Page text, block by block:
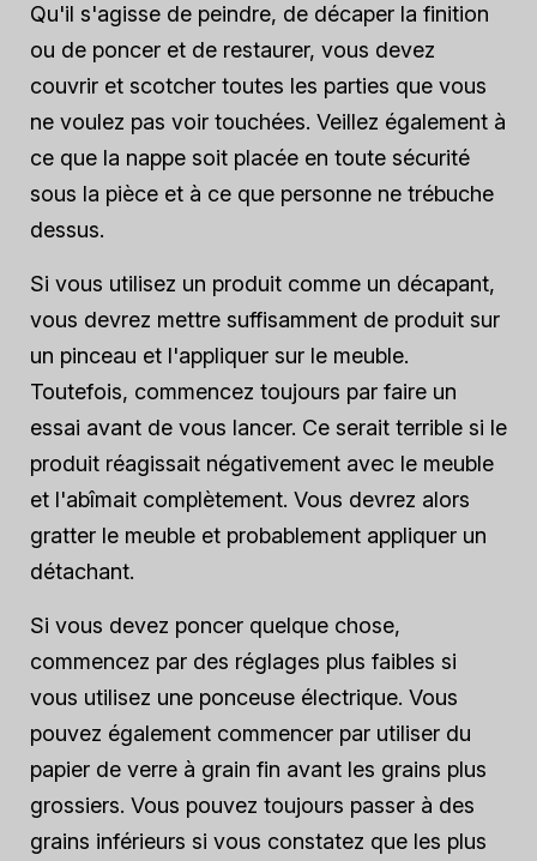
Qu'il s'agisse de peindre, de décaper la finition
ou de poncer et de restaurer, vous devez
couvrir et scotcher toutes les parties que vous
ne voulez pas voir touchées. Veillez également à
ce que la nappe soit placée en toute sécurité
sous la pièce et à ce que personne ne trébuche
dessus.
Si vous utilisez un produit comme un décapant,
vous devrez mettre suffisamment de produit sur
un pinceau et l'appliquer sur le meuble.
Toutefois, commencez toujours par faire un
essai avant de vous lancer. Ce serait terrible si le
produit réagissait négativement avec le meuble
et l'abîmait complètement. Vous devrez alors
gratter le meuble et probablement appliquer un
détachant.
Si vous devez poncer quelque chose,
commencez par des réglages plus faibles si
vous utilisez une ponceuse électrique. Vous
pouvez également commencer par utiliser du
papier de verre à grain fin avant les grains plus
grossiers. Vous pouvez toujours passer à des
grains inférieurs si vous constatez que les plus